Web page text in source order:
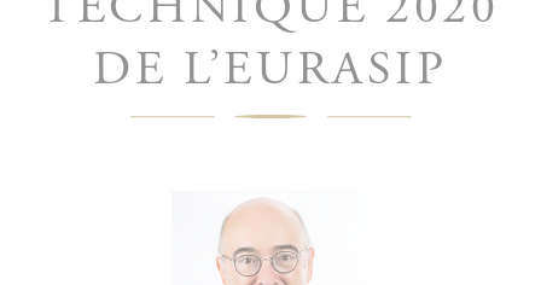
DE L’EURASIP